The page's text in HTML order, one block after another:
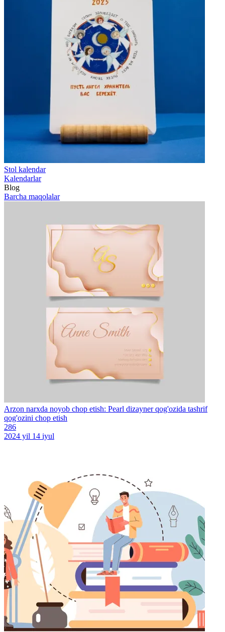
Stol kalendar
Kalendarlar
Blog
Barcha maqolalar
Arzon narxda noyob chop etish: Pearl dizayner qog'ozida tashrif
qog'ozini chop etish
286
2024 yil 14 iyul